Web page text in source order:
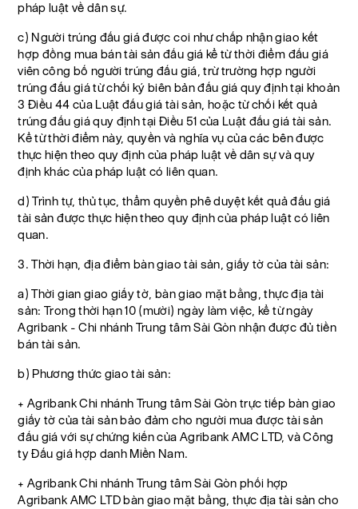
pháp luật về dân sự.
c) Người trúng đấu giá được coi như chấp nhận giao kết
hợp đồng mua bán tài sản đấu giá kể từ thời điểm đấu giá
viên công bố người trúng đấu giá, trừ trường hợp người
trúng đấu giá từ chối ký biên bản đấu giá quy định tại khoản
3 Điều 44 của Luật đấu giá tài sản, hoặc từ chối kết quả
trúng đấu giá quy định tại Điều 51 của Luật đấu giá tài sản.
Kể từ thời điểm này, quyền và nghĩa vụ của các bên được
thực hiện theo quy định của pháp luật về dân sự và quy
định khác của pháp luật có liên quan.
d) Trình tự, thủ tục, thẩm quyền phê duyệt kết quả đấu giá
tài sản được thực hiện theo quy định của pháp luật có liên
quan.
3. Thời hạn, địa điểm bàn giao tài sản, giấy tờ của tài sản:
a) Thời gian giao giấy tờ, bàn giao mặt bằng, thực địa tài
sản: Trong thời hạn 10 (mười) ngày làm việc, kể từ ngày
Agribank - Chi nhánh Trung tâm Sài Gòn nhận được đủ tiền
bán tài sản.
b) Phương thức giao tài sản:
+ Agribank Chi nhánh Trung tâm Sài Gòn trực tiếp bàn giao
giấy tờ của tài sản bảo đảm cho người mua được tài sản
đấu giá với sự chứng kiến của Agribank AMC LTD, và Công
ty Đấu giá hợp danh Miền Nam.
+ Agribank Chi nhánh Trung tâm Sài Gòn phối hợp
Agribank AMC LTD bàn giao mặt bằng, thực địa tài sản cho